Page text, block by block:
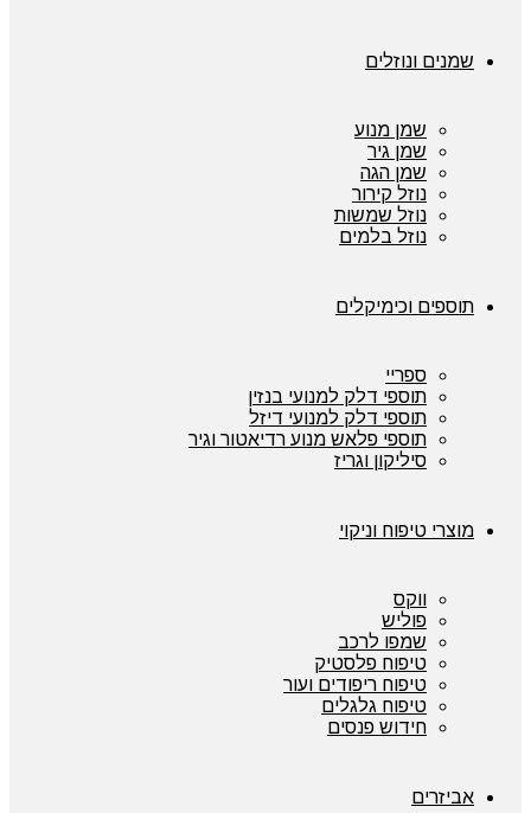
שמנים ונוזלים
שמן מנוע
שמן גיר
שמן הגה
נוזל קירור
נוזל שמשות
נוזל בלמים
תוספים וכימיקלים
ספריי
תוספי דלק למנועי בנזין
תוספי דלק למנועי דיזל
תוספי פלאש מנוע רדיאטור וגיר
סיליקון וגריז
מוצרי טיפוח וניקוי
ווקס
פוליש
שמפו לרכב
טיפוח פלסטיק
טיפוח ריפודים ועור
טיפוח גלגלים
חידוש פנסים
אביזרים